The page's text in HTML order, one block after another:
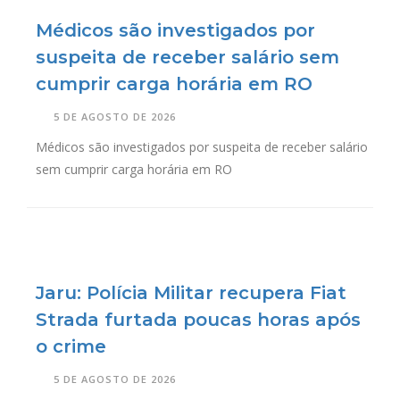
Médicos são investigados por
suspeita de receber salário sem
cumprir carga horária em RO
5 DE AGOSTO DE 2026
Médicos são investigados por suspeita de receber salário
sem cumprir carga horária em RO
Jaru: Polícia Militar recupera Fiat
Strada furtada poucas horas após
o crime
5 DE AGOSTO DE 2026